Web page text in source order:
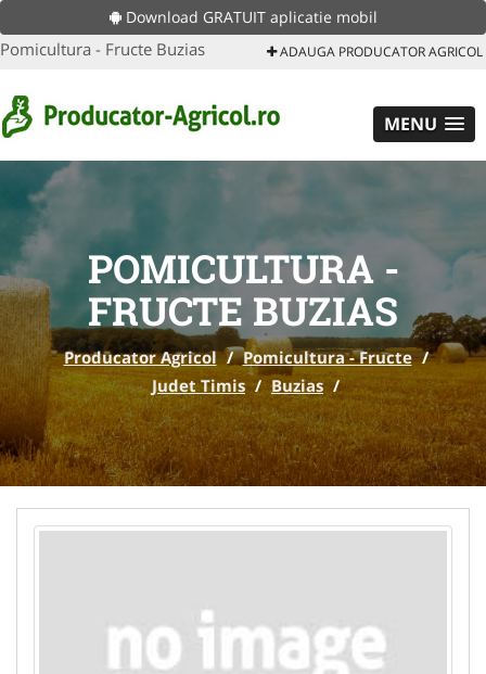
Download GRATUIT aplicatie mobil
Pomicultura - Fructe Buzias ADAUGA PRODUCATOR AGRICOL
MENU
POMICULTURA -
FRUCTE BUZIAS
Producator Agricol / Pomicultura - Fructe /
Judet Timis / Buzias /